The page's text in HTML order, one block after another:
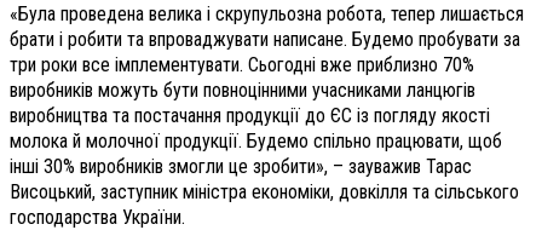
«Була проведена велика і скрупульозна робота, тепер лишається
брати і робити та впроваджувати написане. Будемо пробувати за
три роки все імплементувати. Сьогодні вже приблизно 70%
виробників можуть бути повноцінними учасниками ланцюгів
виробництва та постачання продукції до ЄС із погляду якості
молока й молочної продукції. Будемо спільно працювати, щоб
інші 30% виробників змогли це зробити», – зауважив Тарас
Висоцький, заступник міністра економіки, довкілля та сільського
господарства України.